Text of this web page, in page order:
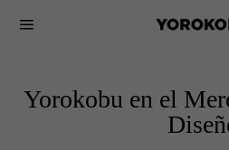
Yorokobu en el